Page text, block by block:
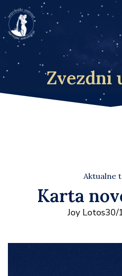
Zvezdni
Aktualne
Karta
Joy Lotos30/